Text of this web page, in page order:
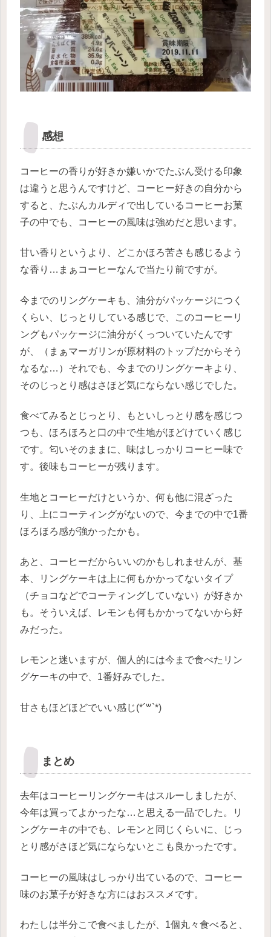
感想
コーヒーの香りが好きか嫌いかでたぶん受ける印象
は違うと思うんですけど、コーヒー好きの自分から
すると、たぶんカルディで出しているコーヒーお菓
子の中でも、コーヒーの風味は強めだと思います。
甘い香りというより、どこかほろ苦さも感じるよう
な香り…まぁコーヒーなんで当たり前ですが。
今までのリングケーキも、油分がパッケージにつく
くらい、じっとりしている感じで、このコーヒーリ
ングもパッケージに油分がくっついていたんです
が、（まぁマーガリンが原材料のトップだからそう
なるな…）それでも、今までのリングケーキより、
そのじっとり感はさほど気にならない感じでした。
食べてみるとじっとり、もといしっとり感を感じつ
つも、ほろほろと口の中で生地がほどけていく感じ
です。匂いそのままに、味はしっかりコーヒー味で
す。後味もコーヒーが残ります。
生地とコーヒーだけというか、何も他に混ざった
り、上にコーティングがないので、今までの中で1番
ほろほろ感が強かったかも。
あと、コーヒーだからいいのかもしれませんが、基
本、リングケーキは上に何もかかってないタイプ
（チョコなどでコーティングしていない）が好きか
も。そういえば、レモンも何もかかってないから好
みだった。
レモンと迷いますが、個人的には今まで食べたリン
グケーキの中で、1番好みでした。
甘さもほどほどでいい感じ(*´꒳`*)
まとめ
去年はコーヒーリングケーキはスルーしましたが、
今年は買ってよかったな…と思える一品でした。リ
ングケーキの中でも、レモンと同じくらいに、じっ
とり感がさほど気にならないとこも 良かったです。
コーヒーの風味はしっかり出ているので、コーヒー
味のお菓子が好きな方にはおススメです。
わたしは半分こで食べましたが、1個丸々食べると、